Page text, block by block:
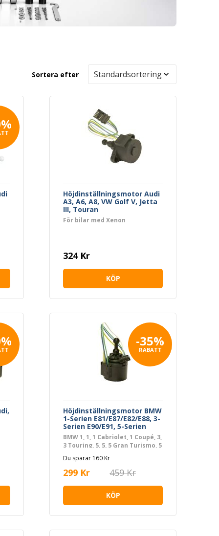
Sortera efter
Höjdinställningsmotor Audi
A3, A6, A8, VW Golf V, Jetta
III, Touran
För bilar med Xenon
324 Kr
KÖP
-35%
RABATT
Höjdinställningsmotor BMW
1-Serien E81/E87/E82/E88, 3-
Serien E90/E91, 5-Serien
E60/E61/F10/F11, 7-Serien
F01/F02/F03/F04, X5, X6, Z4
BMW 1, 1, 1 Cabriolet, 1 Coupé, 3,
3 Touring, 5, 5, 5 Gran Turismo, 5
Roadster, FORD TRANSIT
Flak/chassi
Du sparar 160 Kr
299 Kr 459 Kr
KÖP